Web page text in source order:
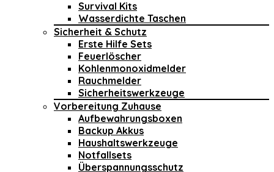
Survival Kits
Wasserdichte Taschen
Sicherheit & Schutz
Erste Hilfe Sets
Feuerlöscher
Kohlenmonoxidmelder
Rauchmelder
Sicherheitswerkzeuge
Vorbereitung Zuhause
Aufbewahrungsboxen
Backup Akkus
Haushaltswerkzeuge
Notfallsets
Überspannungsschutz